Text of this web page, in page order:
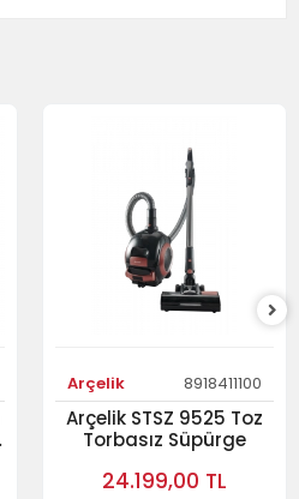
Arçelik 8918411100
Arçelik STSZ 9525 Toz
Torbasız Süpürge
24.199,00 TL